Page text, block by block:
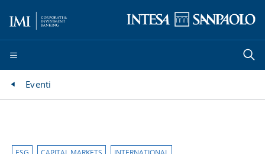
Eventi